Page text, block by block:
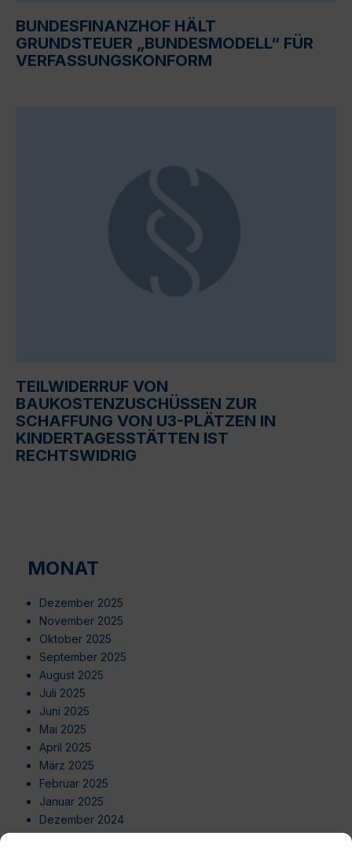
BUNDESFINANZHOF HÄLT
GRUNDSTEUER „BUNDESMODELL“ FÜR
VERFASSUNGSKONFORM
TEILWIDERRUF VON
BAUKOSTENZUSCHÜSSEN ZUR
SCHAFFUNG VON U3-PLÄTZEN IN
KINDERTAGESSTÄTTEN IST
RECHTSWIDRIG
MONAT
Dezember 2025
November 2025
Oktober 2025
September 2025
August 2025
Juli 2025
Juni 2025
Mai 2025
April 2025
März 2025
Februar 2025
Januar 2025
Dezember 2024
November 2024